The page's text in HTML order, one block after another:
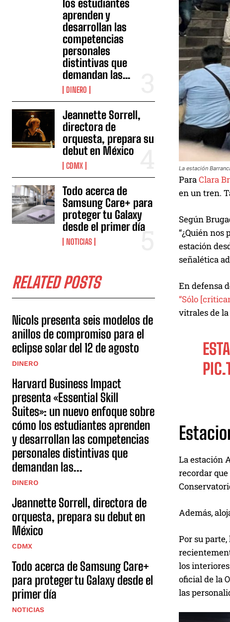
los estudiantes
aprenden y
desarrollan las
competencias
personales
distintivas que
demandan las...
DINERO
Jeannette Sorrell,
directora de
orquesta, prepara su
debut en México
CDMX
Todo acerca de
Samsung Care+ para
proteger tu Galaxy
desde el primer día
NOTICIAS
RELATED POSTS
Nicols presenta seis modelos de
anillos de compromiso para el
eclipse solar del 12 de agosto
DINERO
Harvard Business Impact
presenta «Essential Skill
Suites»: un nuevo enfoque sobre
cómo los estudiantes aprenden
y desarrollan las competencias
personales distintivas que
demandan las...
DINERO
Jeannette Sorrell, directora de
orquesta, prepara su debut en
México
CDMX
Todo acerca de Samsung Care+
para proteger tu Galaxy desde el
primer día
NOTICIAS
La estación
ParaClara
en un tren.
Según
“¿Quién
estación
señalética
En defensa
“Sólo
vitrales de
La estación
recordar
Además,
Por su
los
oficial de la
las